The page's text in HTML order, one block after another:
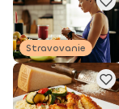
Stravovanie